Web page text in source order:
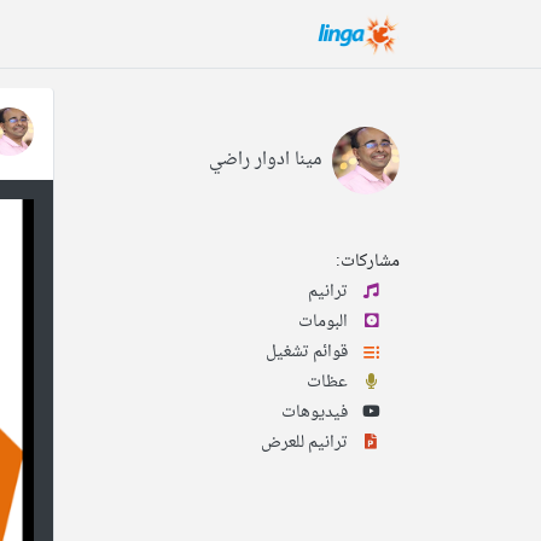
مينا ادوار راضي
مشاركات:
ترانيم
البومات
قوائم تشغيل
عظات
فيديوهات
ترانيم للعرض